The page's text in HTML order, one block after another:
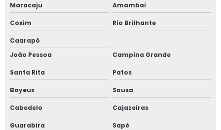
Maracaju Amambai
Coxim Rio Brilhante
Caarapó
João Pessoa
Campina Grande
Santa Rita Patos
Bayeux Sousa
Cabedelo Cajazeiras
Guarabira Sapé